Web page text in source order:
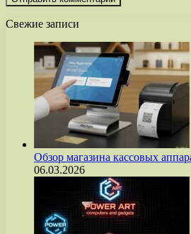
Свежие записи
Обзор магазина кассовых
06.03.2026